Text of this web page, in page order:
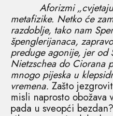
Aforizmi
metafizike. Netko će
razdoblje, tako nam
špenglerijanaca,
preduge agonije, jer od
Nietzschea do Ciorana
mnogo pijeska u
vremena. Zašto
misli naprosto obožava
pada u sveopći